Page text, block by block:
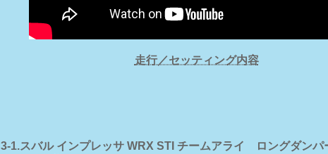
走行／セッティング内容
3-1.スバル インプレッサ WRX STI チームアライ ロングダンパ